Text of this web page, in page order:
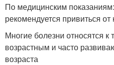
По медицинским
рекомендуется привиться
Многие болезни относятся
возрастным и часто
возраста